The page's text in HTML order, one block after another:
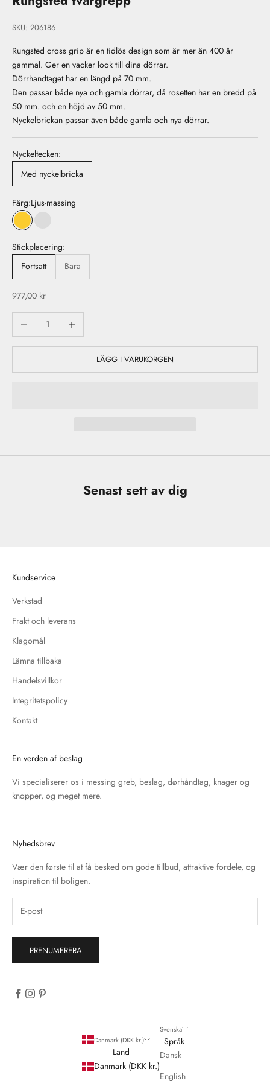
SKU: 206186
Rungsted cross grip är en tidlös design som är mer än 400 år
gammal. Ger en vacker look till dina dörrar.
Dörrhandtaget har en längd på 70 mm.
Den passar både nya och gamla dörrar, då rosetten har en bredd på
50 mm. och en höjd av 50 mm.
Nyckelbrickan passar även både gamla och nya dörrar.
Nyckeltecken:
Med nyckelbricka
Färg:Ljus-massing
Ljus-massing
Stickplacering:
Fortsatt
Bara
REA-pris
977,00 kr
Minska antal
Öka antal
LÄGG I VARUKORGEN
Senast sett av dig
Kundservice
Verkstad
Frakt och leverans
Klagomål
Lämna tillbaka
Handelsvillkor
Integritetspolicy
Kontakt
En verden af beslag
Vi specialiserer os i messing greb, beslag, dørhåndtag, knager og
knopper, og meget mere.
Nyhedsbrev
Vær den første til at få besked om gode tillbud, attraktive fordele, og
inspiration til boligen.
PRENUMERERA
Danmark (DKK kr.)
Land
Danmark (DKK kr.)
Svenska
Språk
Dansk
English